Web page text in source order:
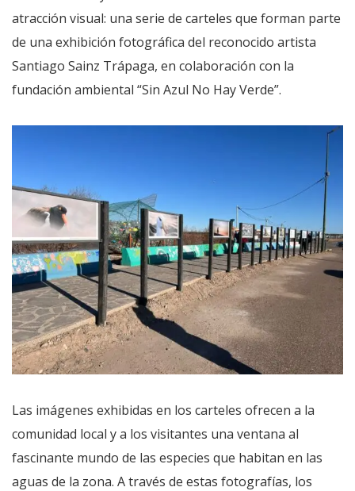
atracción visual: una serie de carteles que forman parte
de una exhibición fotográfica del reconocido artista
Santiago Sainz Trápaga, en colaboración con la
fundación ambiental “Sin Azul No Hay Verde”.
Las imágenes exhibidas en los carteles ofrecen a la
comunidad local y a los visitantes una ventana al
fascinante mundo de las especies que habitan en las
aguas de la zona. A través de estas fotografías, los